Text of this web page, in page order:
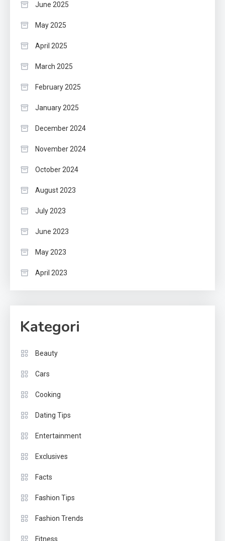
June 2025
May 2025
April 2025
March 2025
February 2025
January 2025
December 2024
November 2024
October 2024
August 2023
July 2023
June 2023
May 2023
April 2023
Kategori
Beauty
Cars
Cooking
Dating Tips
Entertainment
Exclusives
Facts
Fashion Tips
Fashion Trends
Fitness